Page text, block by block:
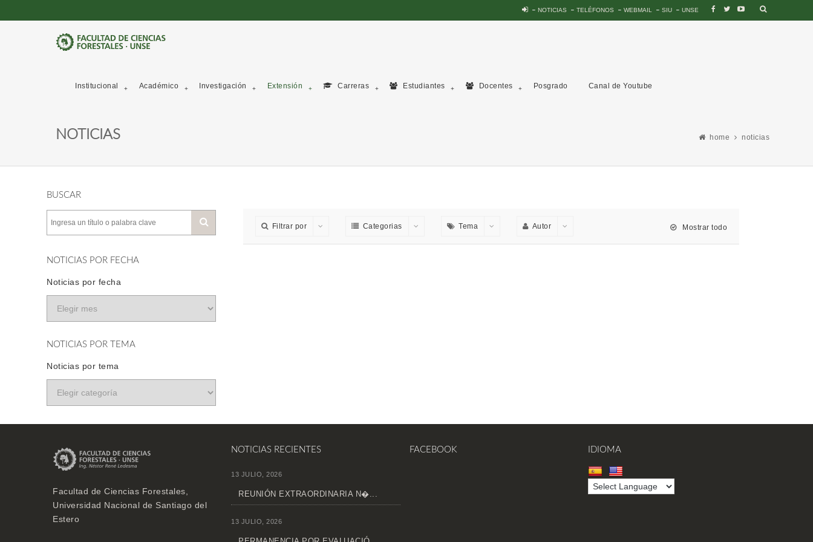
NOTICIAS TELÉFONOS WEBMAIL SIU UNSE
Institucional Académico Investigación Extensión Carreras Estudiantes Docentes Posgrado Canal de Youtube
NOTICIAS home noticias
BUSCAR
NOTICIAS POR FECHA
Noticias por fecha
NOTICIAS POR TEMA
Noticias por tema
Filtrar por Categorias Tema Autor Mostrar todo
Facultad de Ciencias Forestales,
Universidad Nacional de Santiago del
Estero
NOTICIAS RECIENTES
13 JULIO, 2026
REUNIÓN EXTRAORDINARIA N�...
13 JULIO, 2026
FACEBOOK IDIOMA